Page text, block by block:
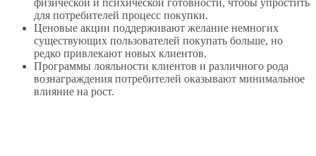
для потребителей процесс покупки.
Ценовые акции поддерживают желание немногих
существующих пользователей покупать больше, но
редко привлекают новых клиентов.
Программы лояльности клиентов и различного рода
вознаграждения потребителей оказывают минимальное
влияние на рост.